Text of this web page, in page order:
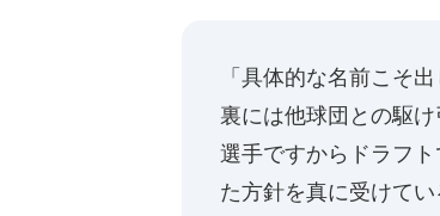
「具体的な名前こそ
裏には他球団との駆
選手ですからドラフ
た方針を真に受けて